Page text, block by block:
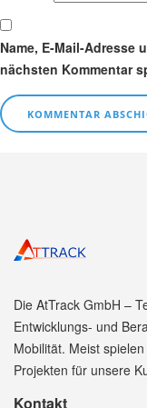
Name, E-Mail-Adresse
nächsten Kommentar
Die AtTrack GmbH –
Entwicklungs- und
Mobilität. Meist
Projekten für unsere
Kontakt